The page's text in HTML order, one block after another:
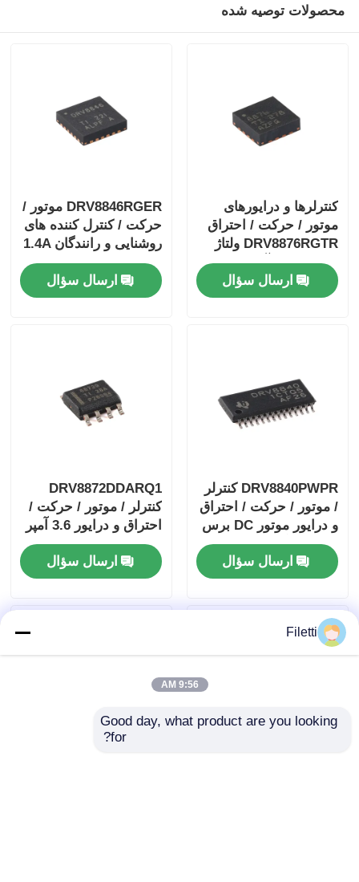
محصولات توصیه شده
کنترلرها و درایورهای
موتور / حرکت / احتراق
DRV8876RGTR ولتاژ
40 ولت 3.5 آمپر درایور
موتور H-bridge با I
ارسال سؤال
DRV8846RGER موتور /
حرکت / کنترل کننده های
روشنایی و رانندگان 1.4A
Bipolar Stpr Mo Tor
Driver ارسال سؤال
DRV8840PWPR کنترلر
/ موتور / حرکت / احتراق
و درایور موتور DC برس
خورده 5 آمپر
ارسال سؤال
DRV8872DDARQ1
کنترلر / موتور / حرکت /
احتراق و درایور 3.6 آمپر
درایور موتور DC برس
دار با گزارش خطا
ارسال سؤال
Filetti
9:56 AM
Good day, what product are you looking
for?